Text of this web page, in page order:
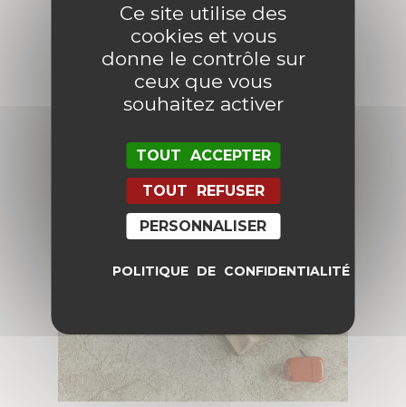
Ce site utilise des
cookies et vous
donne le contrôle sur
ceux que vous
souhaitez activer
TOUT ACCEPTER
TOUT REFUSER
PERSONNALISER
POLITIQUE DE CONFIDENTIALITÉ